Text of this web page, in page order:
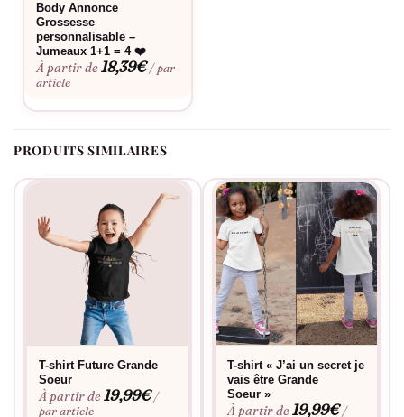
Body Annonce
Grossesse
personnalisable –
Jumeaux 1+1 = 4 ❤️
À partir de18,39€ / par
article
PRODUITS SIMILAIRES
T-shirt Future Grande
Soeur
À partir de19,99€ /
par article
T-shirt « J’ai un secret je
vais être Grande
Soeur »
À partir de19,99€ /